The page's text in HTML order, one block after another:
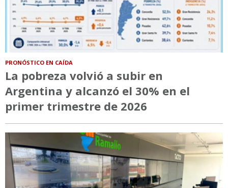
PRONÓSTICO EN CAÍDA
La pobreza volvió a subir en
Argentina y alcanzó el 30% en el
primer trimestre de 2026